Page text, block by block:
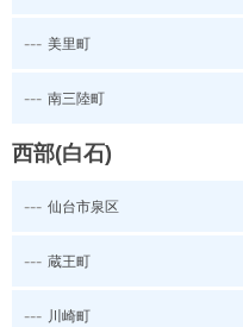
--- 美里町
--- 南三陸町
西部(白石)
--- 仙台市泉区
--- 蔵王町
--- 川崎町